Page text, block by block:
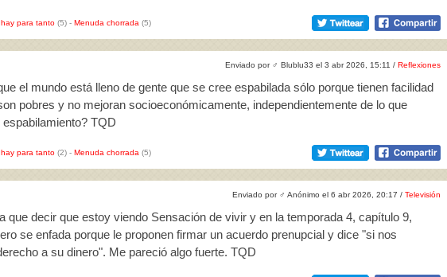
para tanto (5) - Menuda chorrada (5)
Enviado por ♂ Blublu33 el 3 abr 2026, 15:11 / Reflexiones
el mundo está lleno de gente que se cree espabilada sólo porque tienen facilidad
pobres y no mejoran socioeconómicamente, independientemente de lo que
TQD
para tanto (2) - Menuda chorrada (5)
Enviado por ♂ Anónimo el 6 abr 2026, 20:17 / Televisión
que decir que estoy viendo Sensación de vivir y en la temporada 4, capítulo 9,
se enfada porque le proponen firmar un acuerdo prenupcial y dice "si nos
a su dinero". Me pareció algo fuerte. TQD